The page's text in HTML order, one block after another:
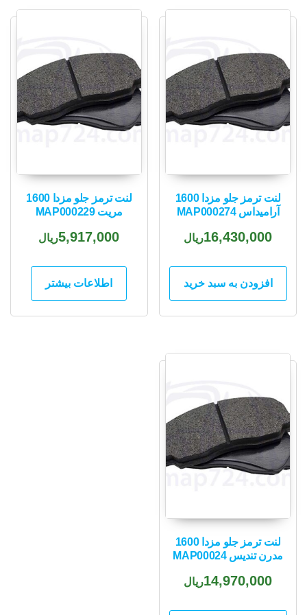
لنت ترمز جلو مزدا 1600
آرامیداس MAP000274
16,430,000ریال
افزودن به سبد خرید
لنت ترمز جلو مزدا 1600
مریت MAP000229
5,917,000ریال
اطلاعات بیشتر
لنت ترمز جلو مزدا 1600
مدرن تندیس MAP00024
14,970,000ریال